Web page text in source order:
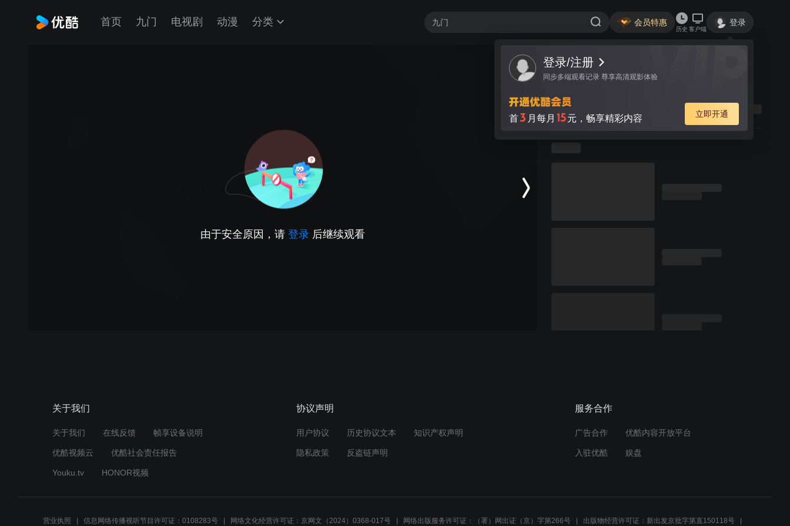
首页 九门 电视剧 动漫 分类 会员特惠
历史 客户端
登录
登录/注册
同步多端观看记录 尊享高清观影体验
首3 月每月 15元，畅享精彩内容 立即开通
由于安全原因，请 登录 后继续观看
关于我们
关于我们 在线反馈 帧享设备说明
优酷视频云 优酷社会责任报告
Youku.tv HONOR视频
协议声明
用户协议 历史协议文本 知识产权声明
隐私政策 反盗链声明
服务合作
广告合作 优酷内容开放平台
入驻优酷 娱盘
营业执照 信息网络传播视听节目许可证：0108283号 网络文化经营许可证：京网文（2024）0368-017号 网络出版服务许可证：（署）网出证（京）字第266号 出版物经营许可证：新出发京批字第直150118号